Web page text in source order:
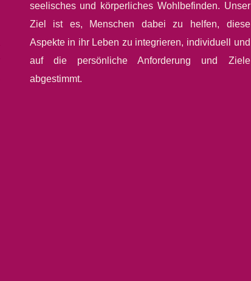
seelisches und körperliches Wohlbefinden. Unser
Ziel ist es, Menschen dabei zu helfen, diese
Aspekte in ihr Leben zu integrieren, individuell und
auf die persönliche Anforderung und Ziele
abgestimmt.